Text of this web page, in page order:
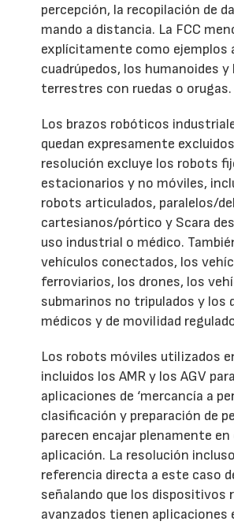
percepción, la recopilación de
mando a distancia. La FCC
explícitamente como ejemplos
cuadrúpedos, los humanoides
terrestres con ruedas o orugas.
Los brazos robóticos
quedan expresamente
resolución excluye los robots
estacionarios y no móviles,
robots articulados, paralelos/
cartesianos/pórtico y Scara
uso industrial o médico.
vehículos conectados, los
ferroviarios, los drones, los
submarinos no tripulados y los
médicos y de movilidad
Los robots móviles utilizados
incluidos los AMR y los AGV para
aplicaciones de ‘mercancía a
clasificación y preparación de
parecen encajar plenamente
aplicación. La resolución
referencia directa a este caso
señalando que los dispositivos
avanzados tienen aplicaciones